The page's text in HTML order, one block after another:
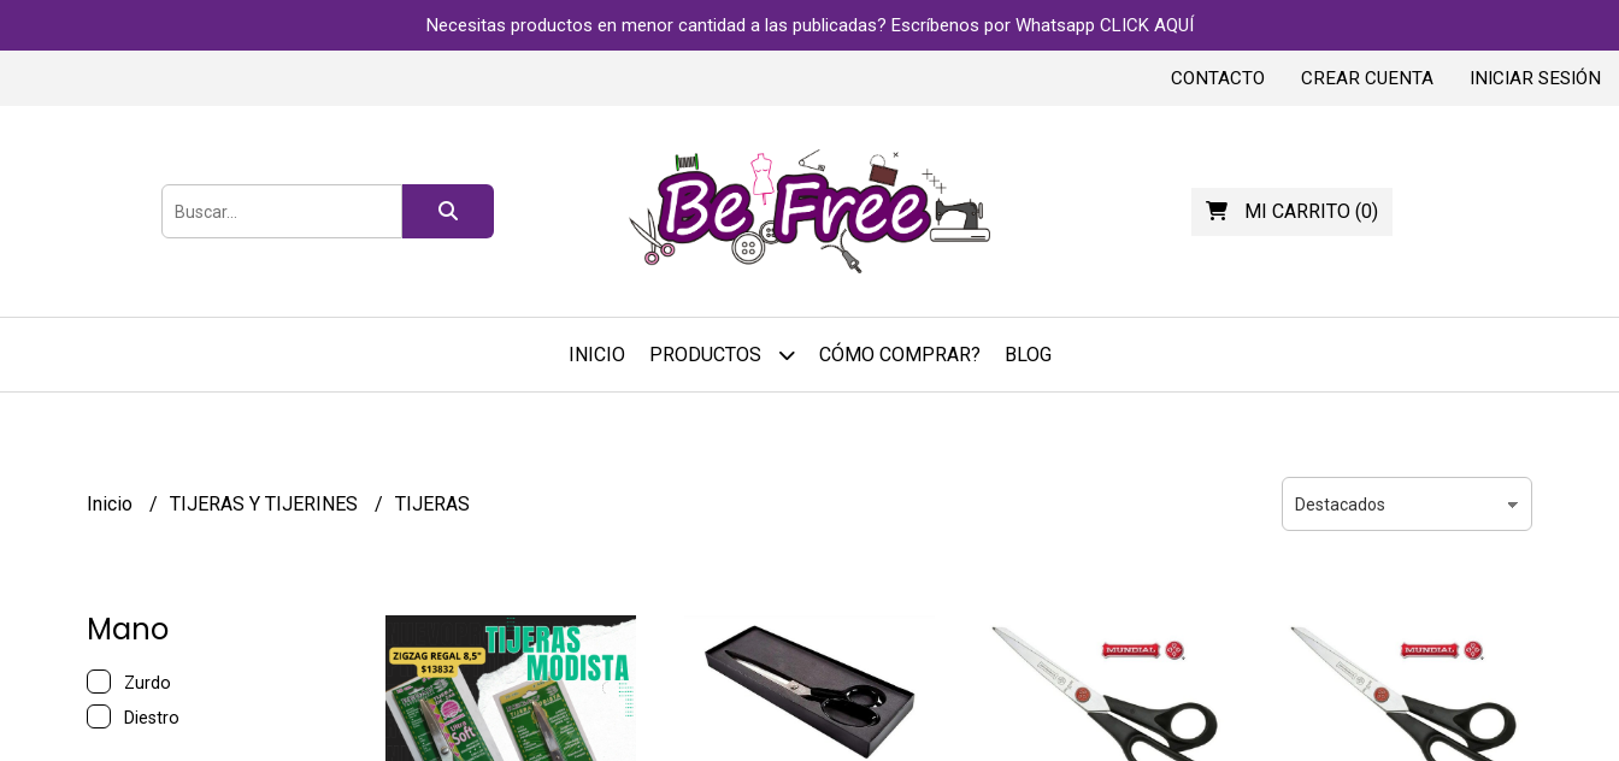
Necesitas productos en menor cantidad a las publicadas? Escríbenos por Whatsapp CLICK AQUÍ
CONTACTO CREAR CUENTA INICIAR SESIÓN
MI CARRITO(0)
INICIO PRODUCTOS CÓMO COMPRAR? BLOG
Inicio TIJERAS Y TIJERINES TIJERAS
Mano
Zurdo
Diestro